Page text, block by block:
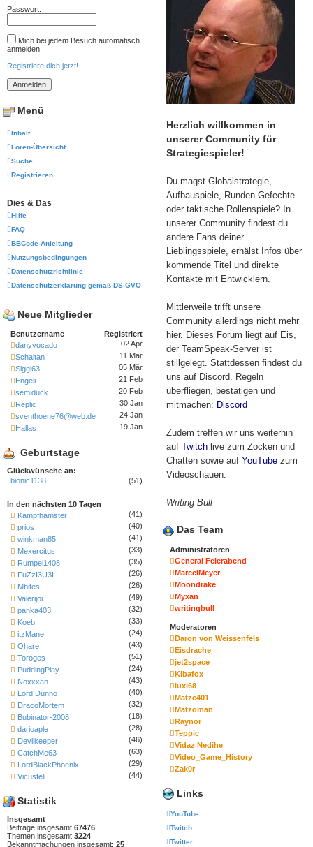
Passwort:
Mich bei jedem Besuch automatisch
anmelden
Registriere dich jetzt!
Menü
Inhalt
Foren-Übersicht
Suche
Registrieren
Dies & Das
Hilfe
FAQ
BBCode-Anleitung
Nutzungsbedingungen
Datenschutzrichtlinie
Datenschutzerklärung gemäß DS-GVO
Neue Mitglieder
Benutzername
Registriert
danyvocado
02 Apr
Schaitan
11 Mär
Siggi63
05 Mär
Engeli
21 Feb
semiduck
20 Feb
Replic
30 Jan
sventhoene76@web.de
24 Jan
Hallas
19 Jan
Geburtstage
Glückwünsche an:
bionic1138
(51)
In den nächsten 10 Tagen
Kampfhamster
(41)
prios
(40)
winkman85
(41)
Mexercitus
(33)
Rumpel1408
(35)
FuZzI3U3I
(26)
Mbites
(26)
Valerijoi
(49)
panka403
(32)
Koeb
(33)
itzMane
(24)
Ohare
(43)
Toroges
(51)
PuddingPlay
(24)
Noxxxan
(43)
Lord Dunno
(40)
DracoMortem
(32)
Bubinator-2008
(18)
darioaple
(28)
Devilkeeper
(46)
CatchMe63
(63)
LordBlackPhoenix
(29)
Vicusfeli
(44)
Statistik
Insgesamt
Beiträge insgesamt 67476
Themen insgesamt 3224
Bekanntmachungen insgesamt: 25
Herzlich willkommen in
unserer Community für
Strategiespieler!
Du magst Globalstrategie,
Aufbauspiele, Runden-Gefechte
oder taktische Rollenspiele? In
unserer Community findest du
andere Fans deiner
Lieblingsspiele, erhälst Infos über
kommende Titel und direkte
Kontakte mit Entwicklern.
Mittlerweile trifft unsere
Community allerdings nicht mehr
hier. Dieses Forum liegt auf Eis,
der TeamSpeak-Server ist
stillgelegt. Stattdessen findest du
uns auf Discord. Regeln
überfliegen, bestätigen und
mitmachen: Discord
Zudem treffen wir uns weiterhin
aufTwitch live zum Zocken und
Chatten sowie aufYouTube zum
Videoschauen.
Writing Bull
Das Team
Administratoren
General Feierabend
MarcelMeyer
Moondrake
Myxan
writingbull
Moderatoren
Daron von Weissenfels
Eisdrache
jet2space
Kibafox
luxi68
Matze401
Matzoman
Raynor
Teppic
Vidaz Nedihe
Video_Game_History
Zak0r
Links
YouTube
Twitch
Twitter